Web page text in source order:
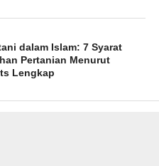
dalam Islam: 7 Syarat
Pertanian Menurut
Lengkap